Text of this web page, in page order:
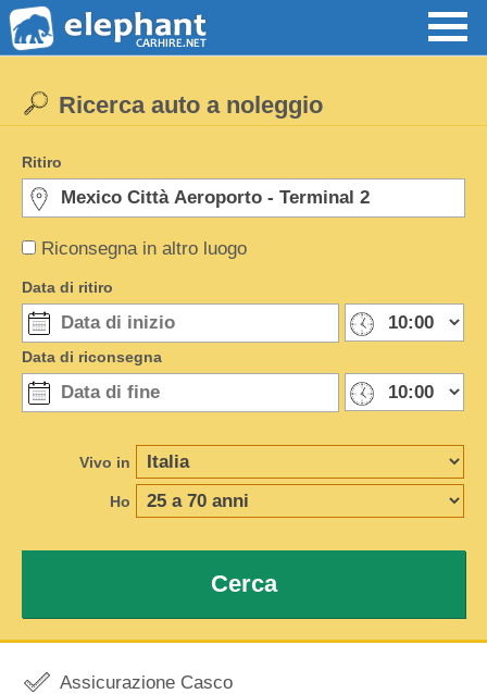
Riconsegna in altro luogo
Ricerca auto a noleggio
Ritiro
Data di ritiro
Data di riconsegna
Vivo in
Ho
Cerca
Assicurazione Casco